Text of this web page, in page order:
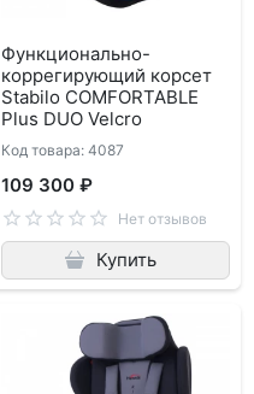
Функционально-
коррегирующий корсет
Stabilo COMFORTABLE
Plus DUO Velcro
Код товара: 4087
109 300 ₽
Нет отзывов
Купить